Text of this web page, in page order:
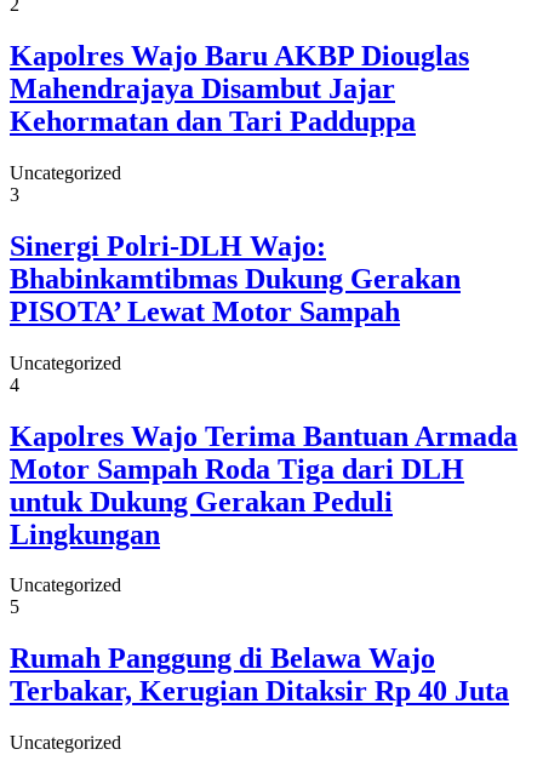
2
Kapolres Wajo Baru AKBP Diouglas
Mahendrajaya Disambut Jajar
Kehormatan dan Tari Padduppa
Uncategorized
3
Sinergi Polri-DLH Wajo:
Bhabinkamtibmas Dukung Gerakan
PISOTA’ Lewat Motor Sampah
Uncategorized
4
Kapolres Wajo Terima Bantuan Armada
Motor Sampah Roda Tiga dari DLH
untuk Dukung Gerakan Peduli
Lingkungan
Uncategorized
5
Rumah Panggung di Belawa Wajo
Terbakar, Kerugian Ditaksir Rp 40 Juta
Uncategorized